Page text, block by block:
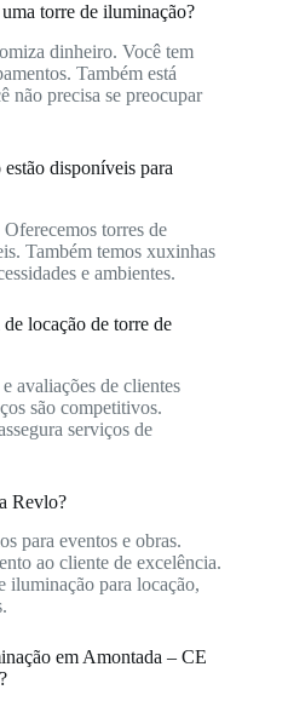
torre de iluminação?
dinheiro. Você tem
Também está
não precisa se preocupar
disponíveis para
torres de
Também temos xuxinhas
e ambientes.
locação de torre de
avaliações de clientes
são competitivos.
serviços de
Revlo?
para eventos e obras.
ao cliente de excelência.
iluminação para locação,
em Amontada – CE